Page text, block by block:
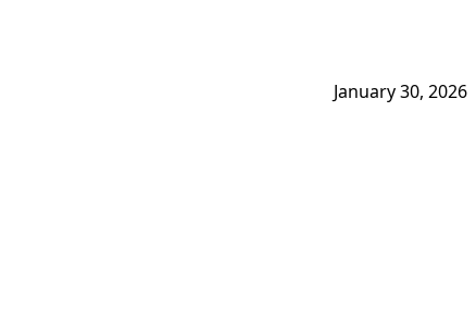
January 30, 2026